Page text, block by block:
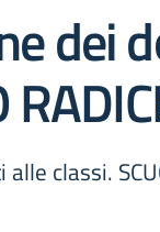
dei
classi.